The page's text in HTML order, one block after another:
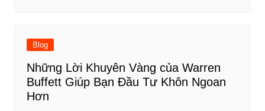
Blog
Những Lời Khuyên Vàng của Warren
Buffett Giúp Bạn Đầu Tư Khôn Ngoan
Hơn